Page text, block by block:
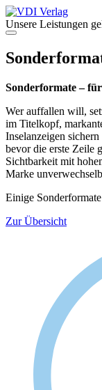
Zum
Inhalt
springen
Unsere Leistungen
Menü
Sonderformate –
Wer auffallen will,
im Titelkopf,
Inselanzeigen
bevor die erste Zeile
Sichtbarkeit mit
Marke
Einige
Zur Übersicht